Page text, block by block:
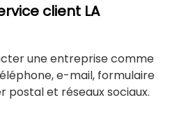
client LA
une entreprise comme
e-mail, formulaire
postal et réseaux sociaux.